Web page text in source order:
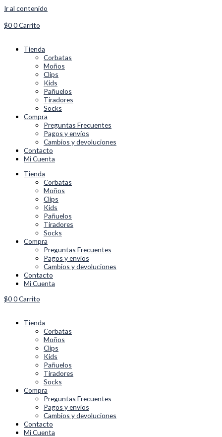
Ir al contenido
$00Carrito
Tienda
Corbatas
Moños
Clips
Kids
Pañuelos
Tiradores
Socks
Compra
Preguntas Frecuentes
Pagos y envíos
Cambios y devoluciones
Contacto
Mi Cuenta
Tienda
Corbatas
Moños
Clips
Kids
Pañuelos
Tiradores
Socks
Compra
Preguntas Frecuentes
Pagos y envíos
Cambios y devoluciones
Contacto
Mi Cuenta
$00Carrito
Tienda
Corbatas
Moños
Clips
Kids
Pañuelos
Tiradores
Socks
Compra
Preguntas Frecuentes
Pagos y envíos
Cambios y devoluciones
Contacto
Mi Cuenta